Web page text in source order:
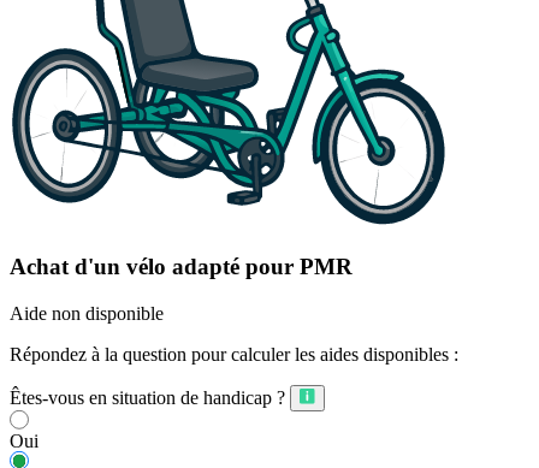
Achat d'un vélo adapté pour PMR
Aide non disponible
Répondez à la question pour calculer les aides disponibles :
Êtes-vous en situation de handicap ?
Oui